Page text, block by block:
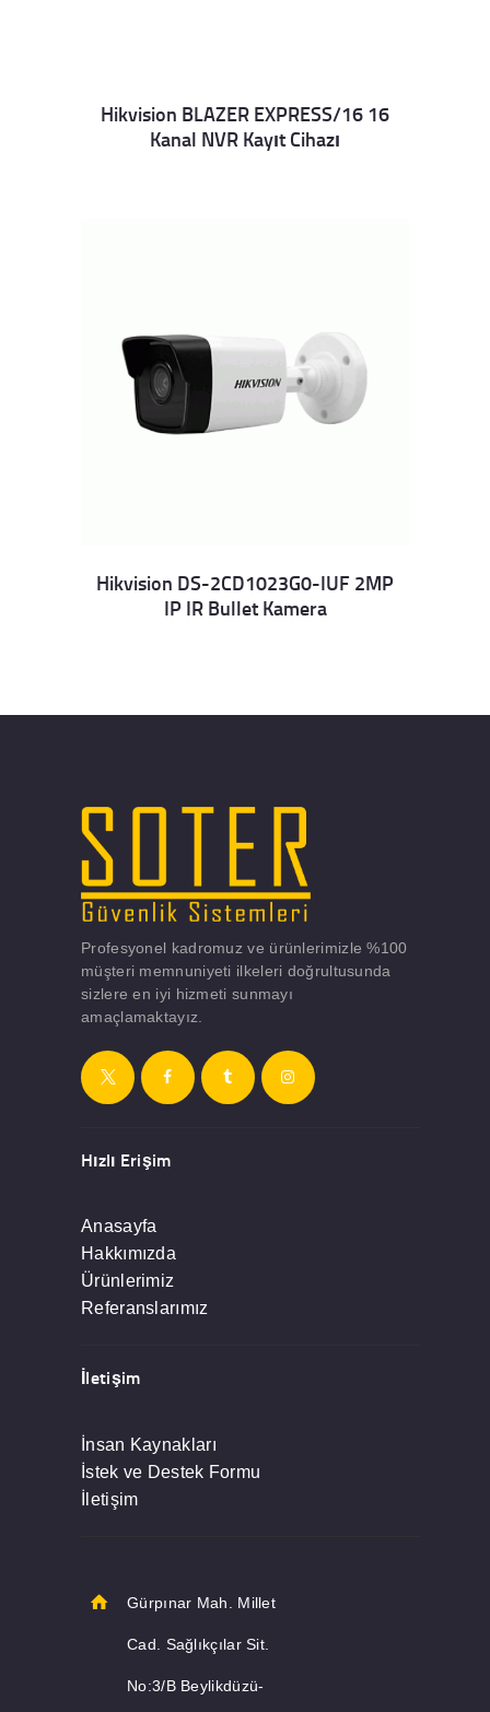
Details
Hikvision BLAZER EXPRESS/16 16
Kanal NVR Kayıt Cihazı
Details
Hikvision DS-2CD1023G0-IUF 2MP
IP IR Bullet Kamera
Profesyonel kadromuz ve ürünlerimizle %100
müşteri memnuniyeti ilkeleri doğrultusunda
sizlere en iyi hizmeti sunmayı
amaçlamaktayız.
Hızlı Erişim
Anasayfa
Hakkımızda
Ürünlerimiz
Referanslarımız
İletişim
İnsan Kaynakları
İstek ve Destek Formu
İletişim
Gürpınar Mah. Millet
Cad. Sağlıkçılar Sit.
No:3/B Beylikdüzü-